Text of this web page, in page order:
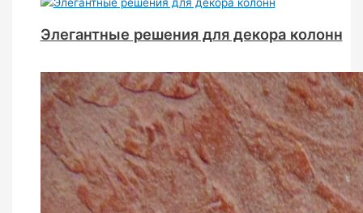
Элегантные решения для декора колонн